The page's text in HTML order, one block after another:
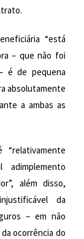
“está
– que não foi
é de pequena
absolutamente
a ambas as
além disso,
da
– em não
ocorrência do